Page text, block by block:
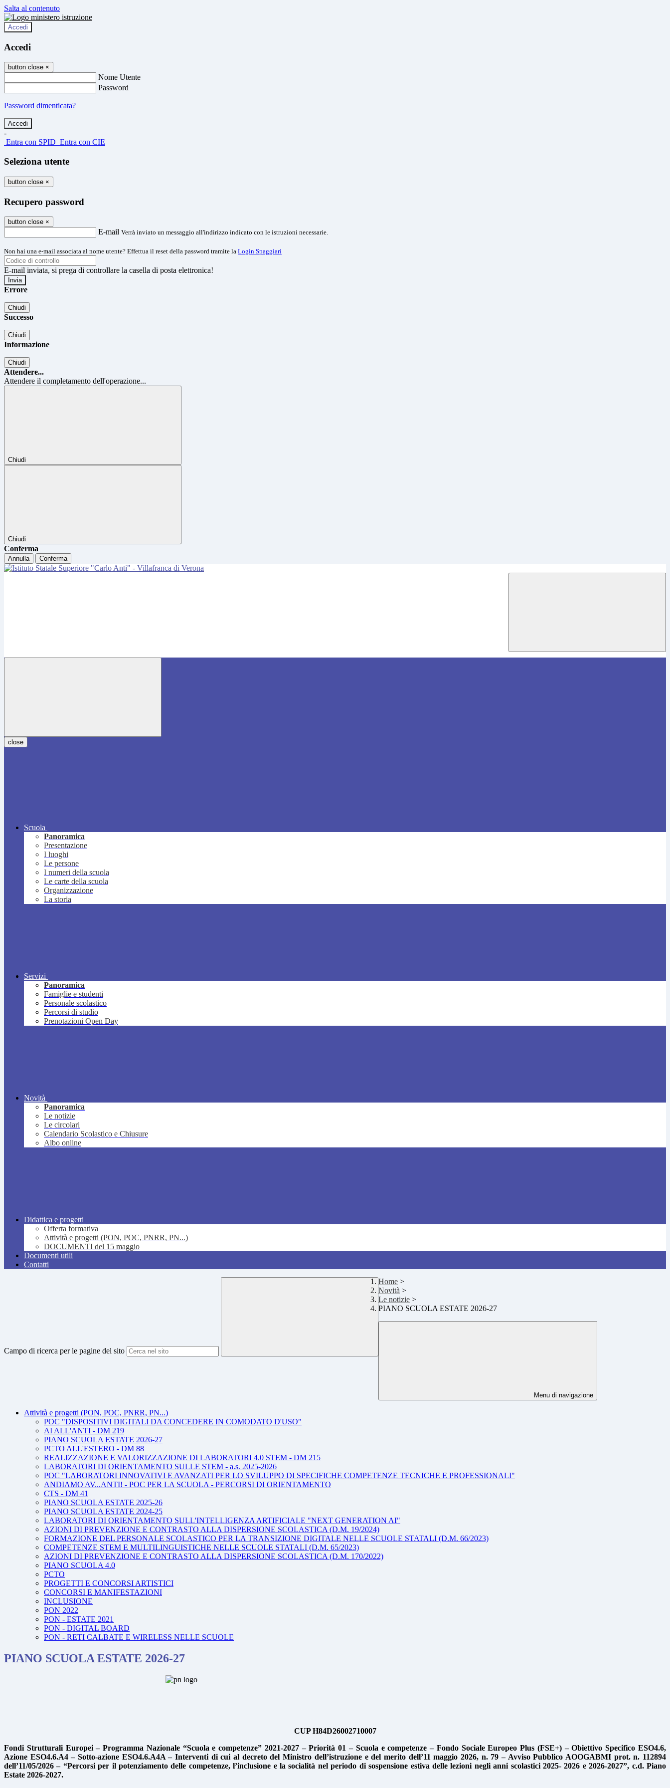
Salta al contenuto
Accedi
Accedi
button close ×
Nome Utente
Password
Password dimenticata?
-
Entra con SPID Entra con CIE
Seleziona utente
button close ×
Recupero password
button close ×
E-mail Verrà inviato un messaggio all'indirizzo indicato con le istruzioni necessarie.
Non hai una e-mail associata al nome utente? Effettua il reset della password tramite la Login Spaggiari
E-mail inviata, si prega di controllare la casella di posta elettronica!
Errore
Chiudi
Successo
Chiudi
Informazione
Chiudi
Attendere...
Attendere il completamento dell'operazione...
Chiudi
Chiudi
Conferma
Annulla Conferma
close
Scuola
Panoramica
Presentazione
I luoghi
Le persone
I numeri della scuola
Le carte della scuola
Organizzazione
La storia
Servizi
Panoramica
Famiglie e studenti
Personale scolastico
Percorsi di studio
Prenotazioni Open Day
Novità
Panoramica
Le notizie
Le circolari
Calendario Scolastico e Chiusure
Albo online
Didattica e progetti
Offerta formativa
Attività e progetti (PON, POC, PNRR, PN...)
DOCUMENTI del 15 maggio
Documenti utili
Contatti
Campo di ricerca per le pagine del sito
Home >
Novità >
Le notizie >
PIANO SCUOLA ESTATE 2026-27
Menu di navigazione
Attività e progetti (PON, POC, PNRR, PN...)
POC "DISPOSITIVI DIGITALI DA CONCEDERE IN COMODATO D'USO"
AI ALL'ANTI - DM 219
PIANO SCUOLA ESTATE 2026-27
PCTO ALL'ESTERO - DM 88
REALIZZAZIONE E VALORIZZAZIONE DI LABORATORI 4.0 STEM - DM 215
LABORATORI DI ORIENTAMENTO SULLE STEM - a.s. 2025-2026
POC "LABORATORI INNOVATIVI E AVANZATI PER LO SVILUPPO DI SPECIFICHE COMPETENZE TECNICHE E PROFESSIONALI"
ANDIAMO AV...ANTI! - POC PER LA SCUOLA - PERCORSI DI ORIENTAMENTO
CTS - DM 41
PIANO SCUOLA ESTATE 2025-26
PIANO SCUOLA ESTATE 2024-25
LABORATORI DI ORIENTAMENTO SULL'INTELLIGENZA ARTIFICIALE "NEXT GENERATION AI"
AZIONI DI PREVENZIONE E CONTRASTO ALLA DISPERSIONE SCOLASTICA (D.M. 19/2024)
FORMAZIONE DEL PERSONALE SCOLASTICO PER LA TRANSIZIONE DIGITALE NELLE SCUOLE STATALI (D.M. 66/2023)
COMPETENZE STEM E MULTILINGUISTICHE NELLE SCUOLE STATALI (D.M. 65/2023)
AZIONI DI PREVENZIONE E CONTRASTO ALLA DISPERSIONE SCOLASTICA (D.M. 170/2022)
PIANO SCUOLA 4.0
PCTO
PROGETTI E CONCORSI ARTISTICI
CONCORSI E MANIFESTAZIONI
INCLUSIONE
PON 2022
PON - ESTATE 2021
PON - DIGITAL BOARD
PON - RETI CALBATE E WIRELESS NELLE SCUOLE
PIANO SCUOLA ESTATE 2026-27
CUP H84D26002710007
Fondi Strutturali Europei – Programma Nazionale “Scuola e competenze” 2021-2027 – Priorità 01 – Scuola e competenze – Fondo Sociale Europeo Plus (FSE+) – Obiettivo Specifico ESO4.6,
Azione ESO4.6.A4 – Sotto-azione ESO4.6.A4A – Interventi di cui al decreto del Ministro dell’istruzione e del merito dell’11 maggio 2026, n. 79 – Avviso Pubblico AOOGABMI prot. n. 112894
dell’11/05/2026 – “Percorsi per il potenziamento delle competenze, l’inclusione e la socialità nel periodo di sospensione estiva delle lezioni negli anni scolastici 2025- 2026 e 2026-2027”, c.d. Piano
Estate 2026-2027.